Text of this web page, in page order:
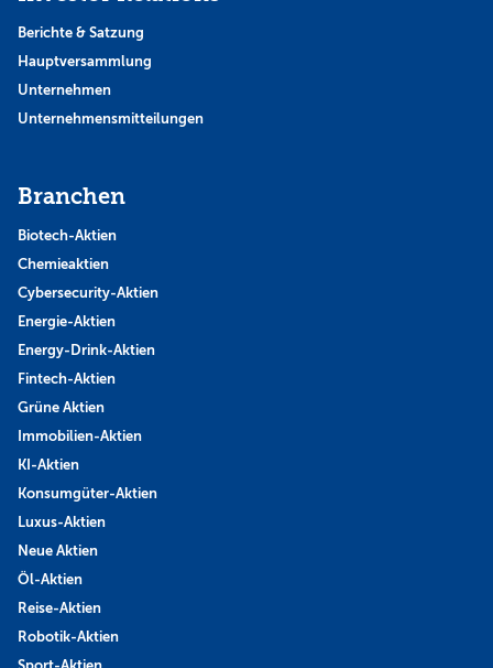
Berichte & Satzung
Hauptversammlung
Unternehmen
Unternehmensmitteilungen
Branchen
Biotech-Aktien
Chemieaktien
Cybersecurity-Aktien
Energie-Aktien
Energy-Drink-Aktien
Fintech-Aktien
Grüne Aktien
Immobilien-Aktien
KI-Aktien
Konsumgüter-Aktien
Luxus-Aktien
Neue Aktien
Öl-Aktien
Reise-Aktien
Robotik-Aktien